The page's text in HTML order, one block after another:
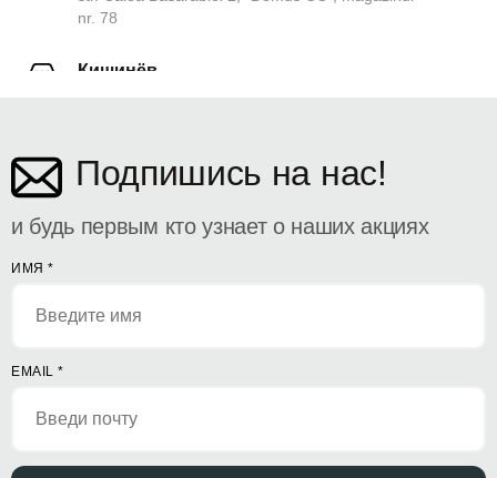
nr. 78
Кишинёв
Подпишись на нас!
и будь первым кто узнает о наших акциях
ИМЯ *
EMAIL *